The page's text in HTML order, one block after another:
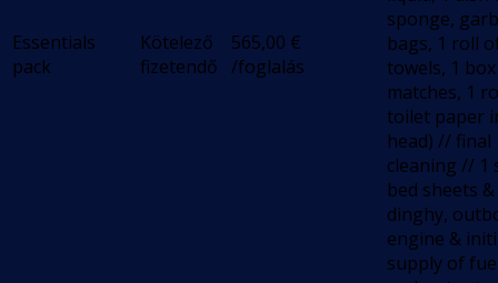
Essentials
pack
Kötelező
fizetendő
565,00 €
/foglalás
sponge,
bags, 1 roll
towels, 1
matches, 1
toilet paper
head) // final
cleaning // 1
bed sheets
dinghy,
engine &
supply of